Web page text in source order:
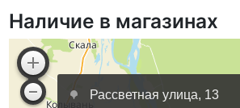
Наличие в магазинах